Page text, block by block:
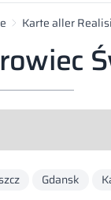
Karte aller
Gdansk